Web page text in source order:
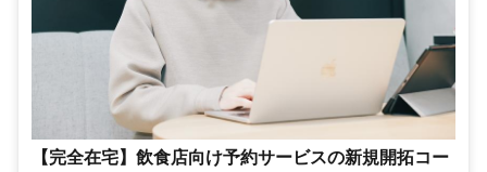
【完全在宅】飲食店向け予約サービスの新規開拓コー